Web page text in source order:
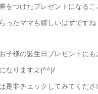
をつけたプレゼントになるこ
ったママも嬉しいはずです
様の誕生日プレゼントにも
なりますよ(^^)/
是非チェックしてみてくださ